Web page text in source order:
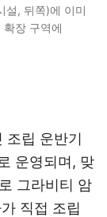
설, 뒤쪽)에 이미
장 구역에
조립 운반기
운영되며, 맞
그라비티 암
직접 조립